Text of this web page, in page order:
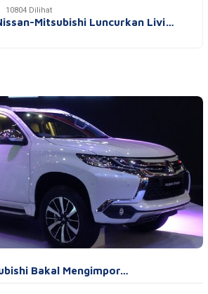
10804 Dilihat
Mitsubishi Luncurkan Livi…
Bakal Mengimpor…